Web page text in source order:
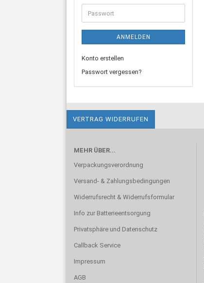
Adresse
Passwort
ANMELDEN
Konto erstellen
Passwort vergessen?
VERTRAG WIDERRUFEN
MEHR ÜBER...
Verpackungsverordnung
Versand- & Zahlungsbedingungen
Widerrufsrecht & Widerrufsformular
Info zur Batterieentsorgung
Privatsphäre und Datenschutz
Callback Service
Impressum
AGB